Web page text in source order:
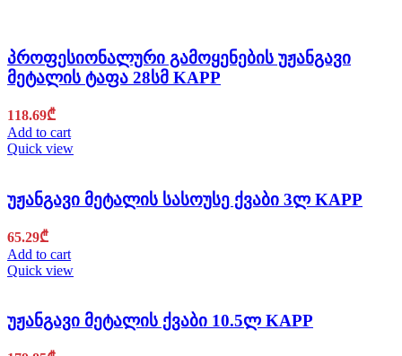
პროფესიონალური გამოყენების უჟანგავი
მეტალის ტაფა 28სმ KAPP
118.69₾
Add to cart
Quick view
უჟანგავი მეტალის სასოუსე ქვაბი 3ლ KAPP
65.29₾
Add to cart
Quick view
უჟანგავი მეტალის ქვაბი 10.5ლ KAPP